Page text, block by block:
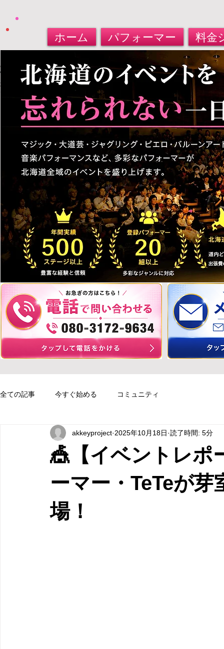
ホーム パフォーマー 料金
北海道パフォーマー​派遣サービス
大道芸人・マジシャン・バルーンアート
全ての記事 今すぐ始める コミュニティ
🎪【イベントレポ
ーマー・TeTeが
場！
akkeyproject 2025年10月18日 読了時間: 5分